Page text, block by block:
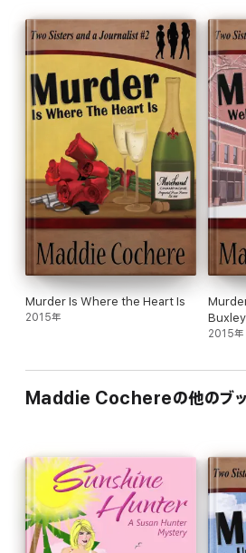
Murder Is Where the Heart Is
2015年
Buxley
2015年
Maddie Cochereの他のブ